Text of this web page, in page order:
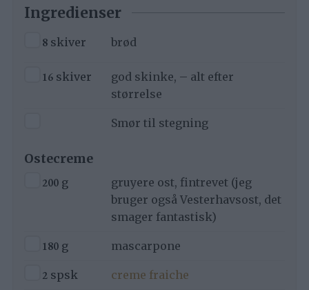
Ingredienser
▢
8 skiver brød
▢
16 skiver
god skinke, – alt efter
størrelse
Smør til stegning
Ostecreme
▢
200 g
gruyere ost, fintrevet (jeg
bruger også Vesterhavsost, det
smager fantastisk)
▢
180 g
mascarpone
▢
2 spsk
creme fraiche